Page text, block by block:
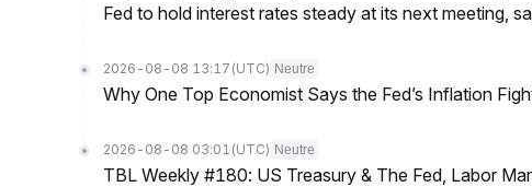
Fed to hold interest rates steady at its next meeting,
2026-08-08 13:17 (UTC) Neutre
Why One Top Economist Says the Fed’s Inflation
2026-08-08 03:01 (UTC) Neutre
TBL Weekly #180: US Treasury & The Fed, Labor